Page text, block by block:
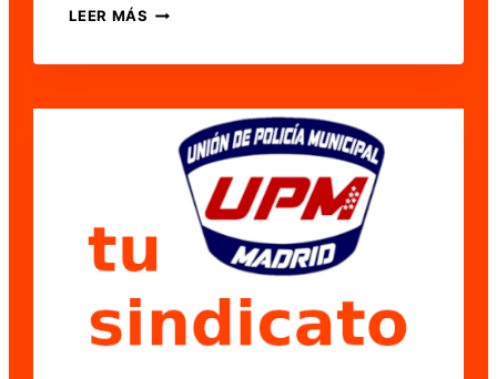
LEER MÁS COMUNICADO
GENERAL
ACUERDO
MADRID
2026-